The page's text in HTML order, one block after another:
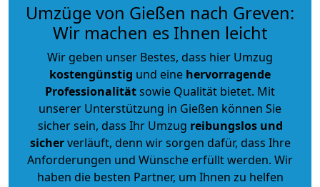
Umzüge von Gießen nach Greven:
Wir machen es Ihnen leicht
Wir geben unser Bestes, dass hier Umzug
kostengünstig und eine hervorragende
Professionalitätsowie Qualität bietet. Mit
unserer Unterstützung in Gießen können Sie
sicher sein, dass Ihr Umzug reibungslos und
sicherverläuft, denn wir sorgen dafür, dass Ihre
Anforderungen und Wünsche erfüllt werden. Wir
haben die besten Partner, um Ihnen zu helfen